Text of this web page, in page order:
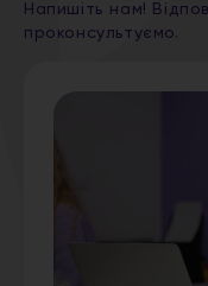
Напишіть нам!
проконсультуємо.